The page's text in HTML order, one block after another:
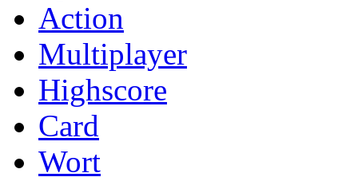
Action
Multiplayer
Highscore
Card
Wort